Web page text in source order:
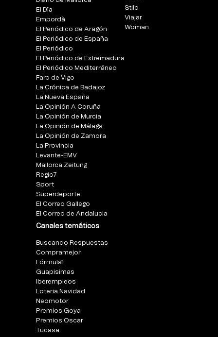
El Día
Empordà
El Periódico de Aragón
El Periódico de España
El Periódico
El Periódico de Extremadura
El Periódico Mediterráneo
Faro de Vigo
La Crónica de Badajoz
La Nueva España
La Opinión A Coruña
La Opinión de Murcia
La Opinión de Málaga
La Opinión de Zamora
La Provincia
Levante-EMV
Mallorca Zeitung
Regio7
Sport
Superdeporte
El Correo Gallego
El Correo de Andalucia
Canales temáticos
Buscando Respuestas
Compramejor
Fórmula1
Guapisimas
Iberempleos
Loteria Navidad
Neomotor
Premios Goya
Premios Oscar
Tucasa
Stilo
Viajar
Woman